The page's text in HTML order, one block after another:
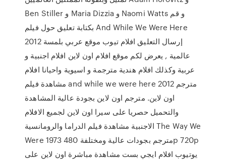
Ben Stiller و Maria Dizzia و Naomi Watts و قم
بكتابة تعليق حول فيلم And While We Were Here
2012 إرسال التعليق افلام تيوب موقع عربي بلمسة
عالمية , يعرض لكم موقع افلام اون لاين افلام اجنبية و
عربية وكذلك افلام هندية مترجمة و اسيوية واحيانا افلام
مشاهدة فيلم and while we were here 2012 مترجم
اون لاين. مترجم اون لاين بجودة عالية المشاهدة
والتحميل حصريا على سيرا اون لاين لجميع الافلام
الاجنبية مشاهدة فيلم الدراما والرومانسية The Way We
Were 1973 مترجم بجودات عالية ومختلفة 480p 720p
يوتيوب افلام ايجي بست مشاهدة مباشرة اون لاين على